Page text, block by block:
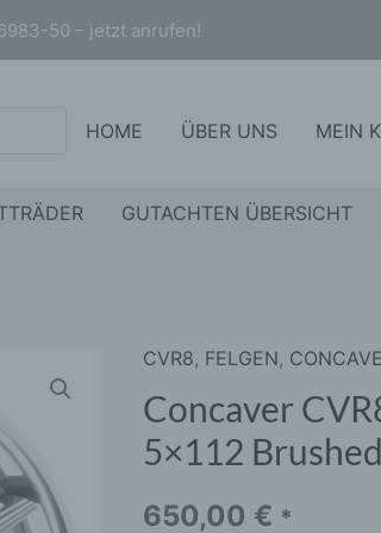
50 – jetzt anrufen!
HOME ÜBER UNS MEIN
GUTACHTEN ÜBERSICHT
CVR8, FELGEN,
Concaver
5×112
650,00 € *
Concaver
CVR8
20x10,5
ET25
5x112